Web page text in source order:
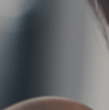
お問い合わせ